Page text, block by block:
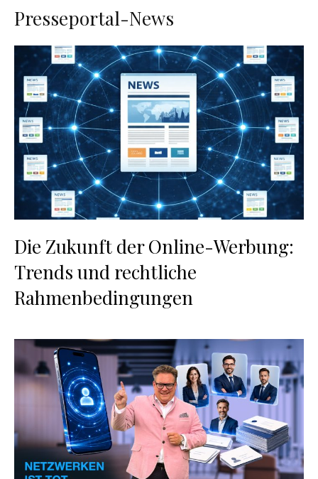
Presseportal-News
Die Zukunft der Online-Werbung:
Trends und rechtliche
Rahmenbedingungen